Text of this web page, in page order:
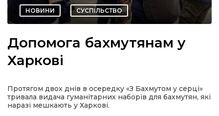
НОВИНИ СУСПІЛЬСТВО
Допомога бахмутянам у
Харкові
Протягом двох днів в осередку «З Бахмутом у серці»
тривала видача гуманітарних наборів для бахмутян, які
наразі мешкають у Харкові.